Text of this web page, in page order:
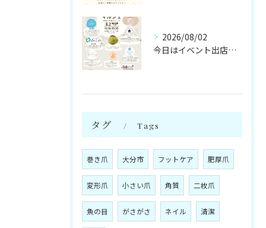
2026/08/02
今日はイベント出店です🌻
タグ Tags
巻き爪 大分市 フットケア 肥厚爪
変形爪 小さい爪 角質 二枚爪
魚の目 がさがさ ネイル 清潔